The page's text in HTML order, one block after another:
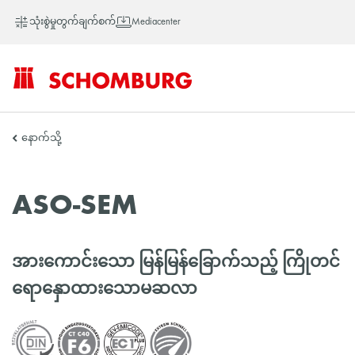
သုံးစွဲမှုတွက်ချက်စက် Mediacenter
SCHOMBURG
နောက်သို့
ASO-SEM
အားကောင်းသော မြန်မြန်ခြောက်သည့် ကြိုတင်
ရောနှောထားသောမဆလာ